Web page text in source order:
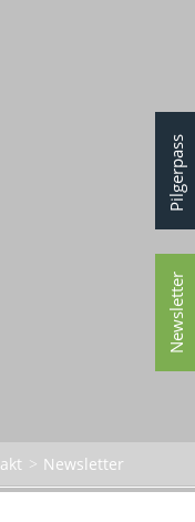
Newsletter
Pilgerpass
Newsletter